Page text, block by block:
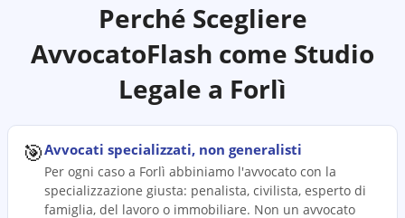
Perché Scegliere
AvvocatoFlash come Studio
Legale a Forlì
🎯Avvocati specializzati, non generalisti
Per ogni caso a Forlì abbiniamo l'avvocato con la
specializzazione giusta: penalista, civilista, esperto di
famiglia, del lavoro o immobiliare. Non un avvocato